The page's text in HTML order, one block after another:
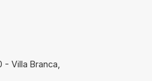
- Villa Branca,